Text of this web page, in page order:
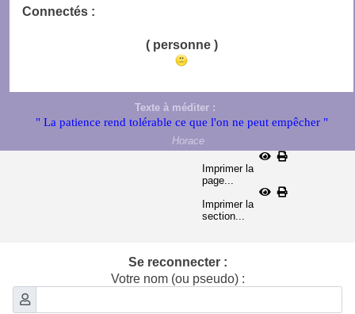
Connectés :
( personne )
Texte à méditer :
" La patience rend tolérable ce que l'on ne peut empêcher "
Horace
Imprimer la
page...
Imprimer la
section...
Se reconnecter :
Votre nom (ou pseudo) :